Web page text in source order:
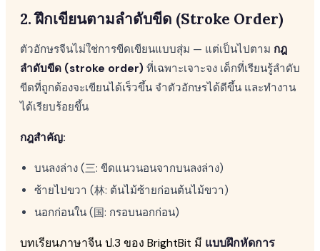
2. ฝึกเขียนตามลำดับขีด (Stroke Order)
ตัวอักษรจีนไม่ใช่การขีดเขียนแบบสุ่ม — แต่เป็นไปตาม กฎ
ลำดับขีด (stroke order) ที่เฉพาะเจาะจง เด็กที่เรียนรู้ลำดับ
ขีดที่ถูกต้องจะเขียนได้เร็วขึ้น จำตัวอักษรได้ดีขึ้น และทำงาน
ได้เรียบร้อยขึ้น
กฎสำคัญ:
บนลงล่าง (三: ขีดแนวนอนจากบนลงล่าง)
ซ้ายไปขวา (林: ต้นไม้ซ้ายก่อนต้นไม้ขวา)
นอกก่อนใน (国: กรอบนอกก่อน)
บทเรียนภาษาจีน ป.3 ของ BrightBit มี แบบฝึกหัดการ